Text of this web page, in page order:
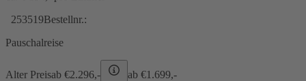
253519Bestellnr.:
Pauschalreise
Alter Preisab €2.296,- ab €1.699,-